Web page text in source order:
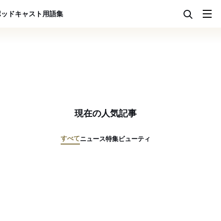
ドキャスト用語集
現在の人気記事
すべてニュース特集ビューティ